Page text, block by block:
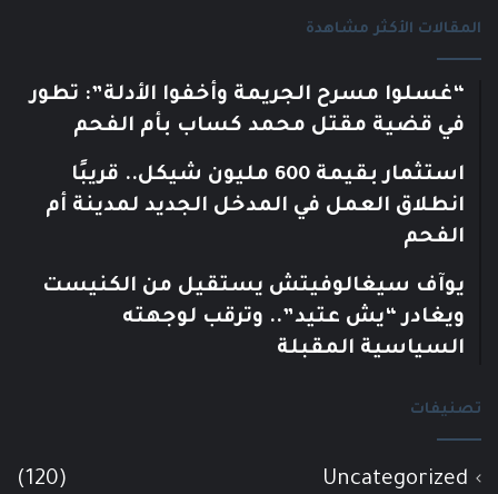
المقالات الأكثر مشاهدة
“غسلوا مسرح الجريمة وأخفوا الأدلة”: تطور
في قضية مقتل محمد كساب بأم الفحم
استثمار بقيمة 600 مليون شيكل.. قريبًا
انطلاق العمل في المدخل الجديد لمدينة أم
الفحم
يوآف سيغالوفيتش يستقيل من الكنيست
ويغادر “يش عتيد”.. وترقب لوجهته
السياسية المقبلة
تصنيفات
Uncategorized
(120)